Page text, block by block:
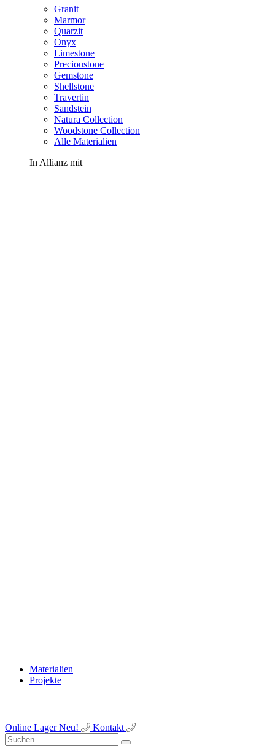
Granit
Marmor
Quarzit
Onyx
Limestone
Precioustone
Gemstone
Shellstone
Travertin
Sandstein
Natura Collection
Woodstone Collection
Alle Materialien
In Allianz mit
Materialien
Projekte
Online LagerNeu! Kontakt